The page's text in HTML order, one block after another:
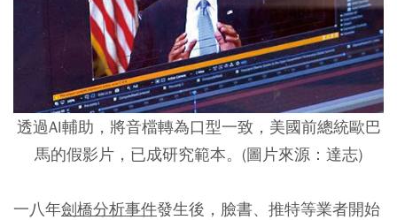
透過AI輔助，將音檔轉為口型一致，美國前總統歐巴
馬的假影片，已成研究範本。(圖片來源：達志)
一八年劍橋分析事件發生後，臉書、推特等業者開始